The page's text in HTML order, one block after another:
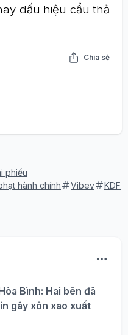
dấu hiệu cẩu thả
Chia sẻ
phiếu
hành chính Vibev
KDF
Bình: Hai bên đã
gây xôn xao xuất